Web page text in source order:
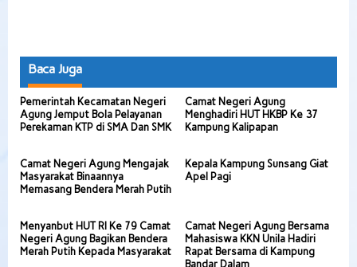
Baca Juga
Pemerintah Kecamatan Negeri
Agung Jemput Bola Pelayanan
Perekaman KTP di SMA Dan SMK
Camat Negeri Agung
Menghadiri HUT HKBP Ke 37
Kampung Kalipapan
Camat Negeri Agung Mengajak
Masyarakat Binaannya
Memasang Bendera Merah Putih
Kepala Kampung Sunsang Giat
Apel Pagi
Menyanbut HUT RI Ke 79 Camat
Negeri Agung Bagikan Bendera
Merah Putih Kepada Masyarakat
Camat Negeri Agung Bersama
Mahasiswa KKN Unila Hadiri
Rapat Bersama di Kampung
Bandar Dalam